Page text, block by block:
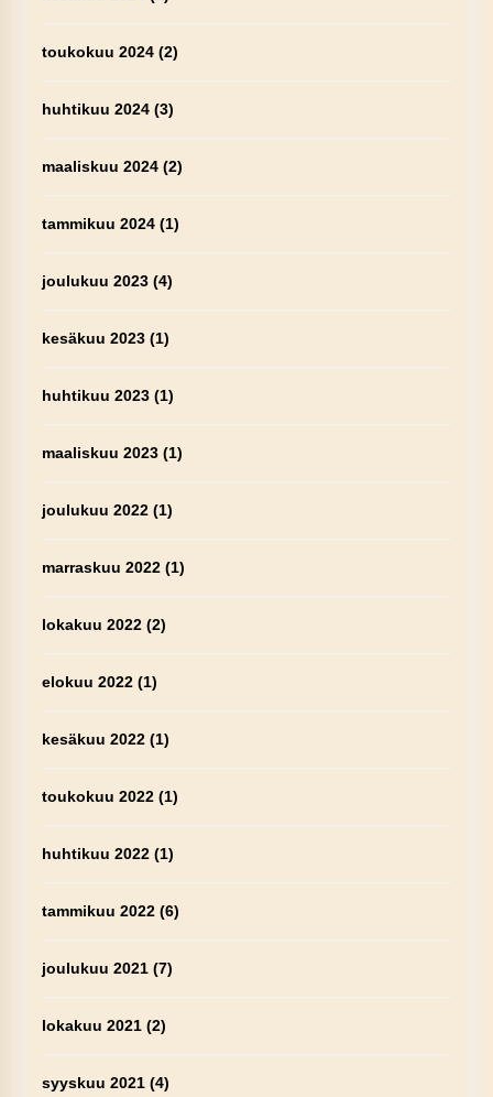
toukokuu 2024(2)
huhtikuu 2024(3)
maaliskuu 2024(2)
tammikuu 2024(1)
joulukuu 2023(4)
kesäkuu 2023(1)
huhtikuu 2023(1)
maaliskuu 2023(1)
joulukuu 2022(1)
marraskuu 2022(1)
lokakuu 2022(2)
elokuu 2022(1)
kesäkuu 2022(1)
toukokuu 2022(1)
huhtikuu 2022(1)
tammikuu 2022(6)
joulukuu 2021(7)
lokakuu 2021(2)
syyskuu 2021(4)